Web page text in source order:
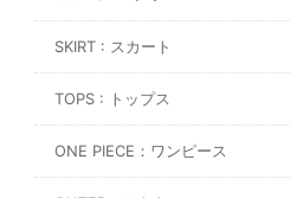
SKIRT : スカート
TOPS : トップス
ONE PIECE：ワンピース